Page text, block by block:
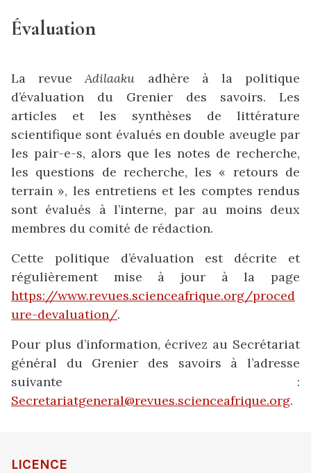
Évaluation
La revueAdilaaku adhère à la politique
d’évaluation du Grenier des savoirs. Les
articles et les synthèses de littérature
scientifique sont évalués en double aveugle par
les pair-e-s, alors que les notes de recherche,
les questions de recherche, les « retours de
terrain », les entretiens et les comptes rendus
sont évalués à l’interne, par au moins deux
membres du comité de rédaction.
Cette politique d’évaluation est décrite et
régulièrement mise à jour à la page
https://www.revues.scienceafrique.org/proced
ure-devaluation/.
Pour plus d’information, écrivez au Secrétariat
général du Grenier des savoirs à l’adresse
suivante :
Secretariatgeneral@revues.scienceafrique.org.
LICENCE